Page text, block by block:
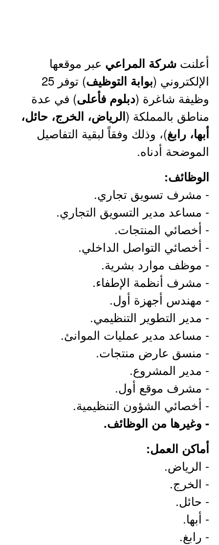
أعلنت شركة المراعي عبر موقعها
الإلكتروني (بوابة التوظيف
) توفر 25
وظيفة شاغرة (دبلوم فأعلى) في عدة
مناطق بالمملكة (الرياض، الخرج، حائل،
أبها، رابغ)، وذلك وفقاً لبقية التفاصيل
الموضحة أدناه.
الوظائف:
- مشرف تسويق تجاري.
- مساعد مدير التسويق التجاري.
- أخصائي المنتجات.
- أخصائي التواصل الداخلي.
- موظف موارد بشرية.
- مشرف أنظمة الإطفاء.
- مهندس أجهزة أول.
- مدير التطوير التنظيمي.
- مساعد مدير عمليات الموانئ.
- منسق عارض منتجات.
- مدير المشروع.
- مشرف موقع أول.
- أخصائي الشؤون التنظيمية.
- وغيرها من الوظائف.
أماكن العمل:
- الرياض.
- الخرج.
- حائل.
- أبها.
- رابغ.